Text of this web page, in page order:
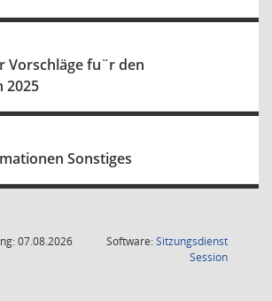
Vorschläge fu¨r den
2025
Sonstiges
07.08.2026
Software:Sitzungsdienst
Session(Wird in